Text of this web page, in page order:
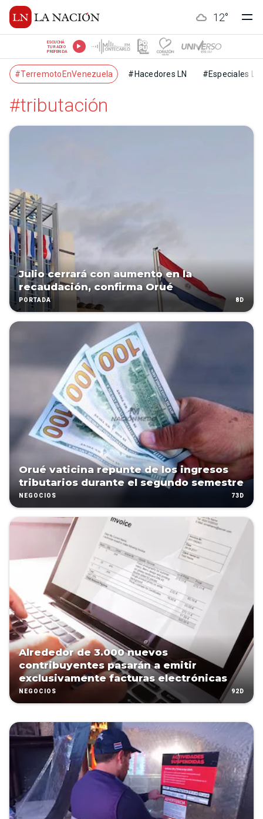
12°
ESCUCHÁ
TU RADIO
PREFERIDA
#TerremotoEnVenezuela #Hacedores LN #Especiales LN
#tributación
Julio cerrará con aumento en la
recaudación, confirma Orué
PORTADA 8D
Orué vaticina repunte de los ingresos
tributarios durante el segundo semestre
NEGOCIOS 73D
Alrededor de 3.000 nuevos
contribuyentes pasarán a emitir
exclusivamente facturas electrónicas
NEGOCIOS 92D